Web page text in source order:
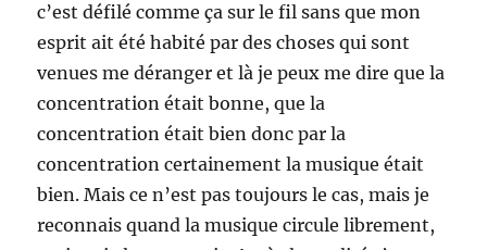
c’est défilé comme ça sur le fil sans que mon
esprit ait été habité par des choses qui sont
venues me déranger et là je peux me dire que la
concentration était bonne, que la
concentration était bien donc par la
concentration certainement la musique était
bien. Mais ce n’est pas toujours le cas, mais je
reconnais quand la musique circule librement,